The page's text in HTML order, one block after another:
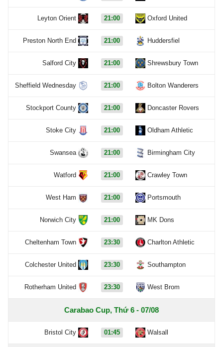
Leyton Orient 21:00 Oxford United
Preston North End 21:00 Huddersfiel
Salford City 21:00 Shrewsbury Town
Sheffield Wednesday 21:00 Bolton Wanderers
Stockport County 21:00 Doncaster Rovers
Stoke City 21:00 Oldham Athletic
Swansea 21:00 Birmingham City
Watford 21:00 Crawley Town
West Ham 21:00 Portsmouth
Norwich City 21:00 MK Dons
Cheltenham Town 23:30 Charlton Athletic
Colchester United 23:30 Southampton
Rotherham United 23:30 West Brom
Carabao Cup, Thứ 6 - 07/08
Bristol City 01:45 Walsall